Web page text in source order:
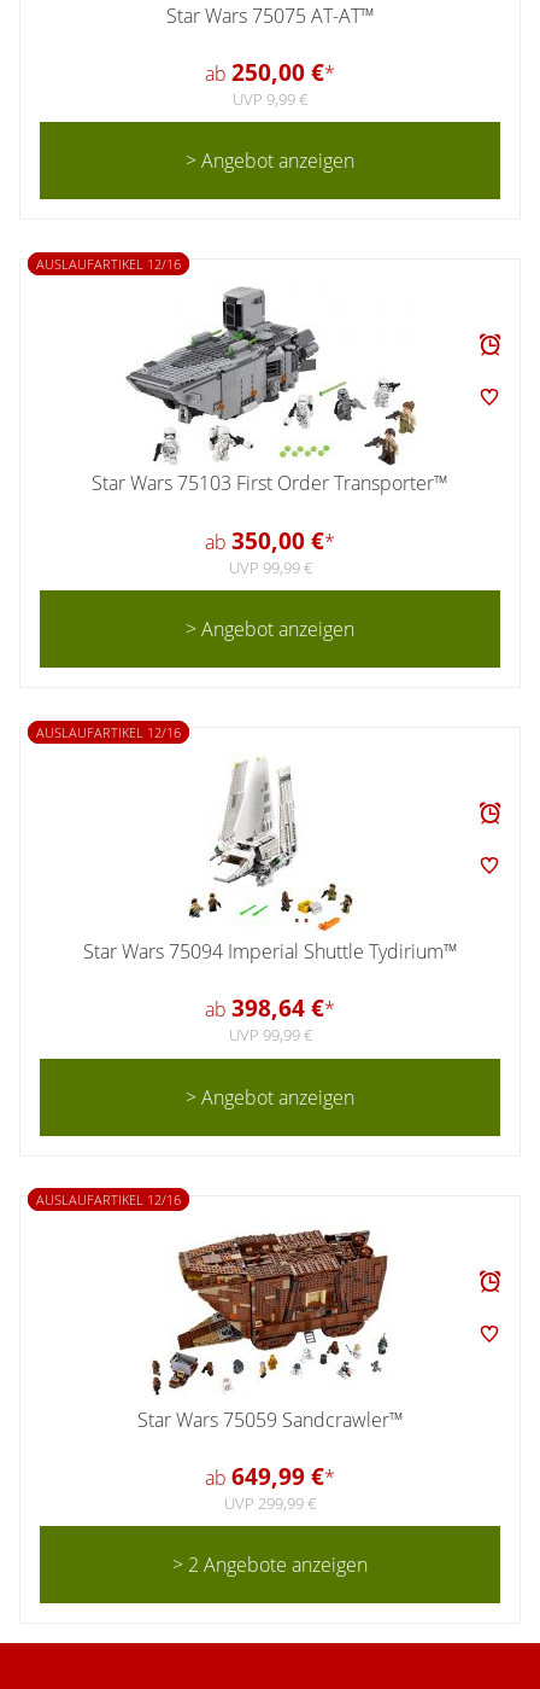
Star Wars 75075 AT-AT™
ab 250,00 €*
UVP 9,99 €
> Angebot anzeigen
AUSLAUFARTIKEL 12/16
Star Wars 75103 First Order Transporter™
ab 350,00 €*
UVP 99,99 €
> Angebot anzeigen
AUSLAUFARTIKEL 12/16
Star Wars 75094 Imperial Shuttle Tydirium™
ab 398,64 €*
UVP 99,99 €
> Angebot anzeigen
AUSLAUFARTIKEL 12/16
Star Wars 75059 Sandcrawler™
ab 649,99 €*
UVP 299,99 €
> 2 Angebote anzeigen